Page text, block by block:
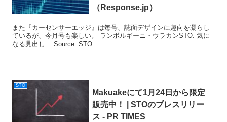
（Response.jp）
また『カーセンサーエッジ』は毎号、誌面デザインに趣向を凝らし
ているが、今月号も楽しい。 ランボルギーニ・ウラカンSTO. 気に
なる見出し… Source: STO
STO
Makuakeにて1月24日から限定
販売中！ |STOのプレスリリー
ス - PR TIMES